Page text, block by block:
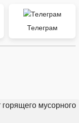
Телеграм